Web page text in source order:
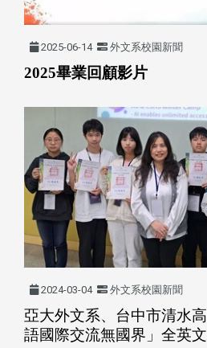
2025-06-14 外文系校園新聞
2025畢業回顧影片
2024-03-04 外文系校園新聞
亞大外文系、台中市清水
語國際交流無國界」全英